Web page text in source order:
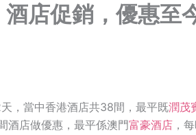
店促銷，優惠至
，當中香港酒店共38間，最平既潤茂
酒店做優惠，最平係澳門富豪酒店 ，